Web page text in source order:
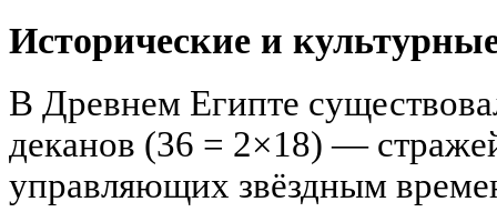
Исторические и
В Древнем Египте
деканов (36 = 2×18) —
управляющих звёздным